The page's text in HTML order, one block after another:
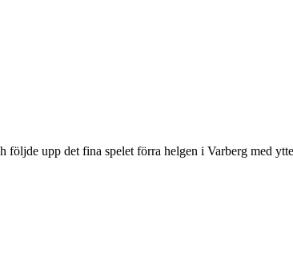
följde upp det fina spelet förra helgen i Varberg med